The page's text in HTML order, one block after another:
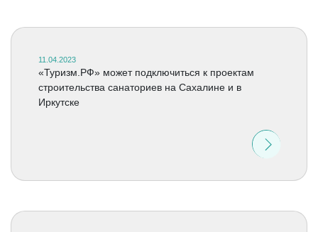
11.04.2023
«Туризм.РФ» может подключиться к проектам
строительства санаториев на Сахалине и в
Иркутске